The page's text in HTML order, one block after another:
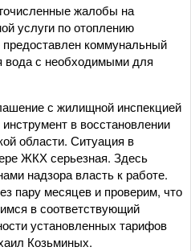
жалобы на
услуги по отоплению
коммунальный
вода с необходимыми для
с жилищной инспекцией
в восстановлении
области. Ситуация в
ЖКХ серьезная. Здесь
надзора власть к работе.
пару месяцев и проверим, что
в соответствующий
установленных тарифов
Козьминых.